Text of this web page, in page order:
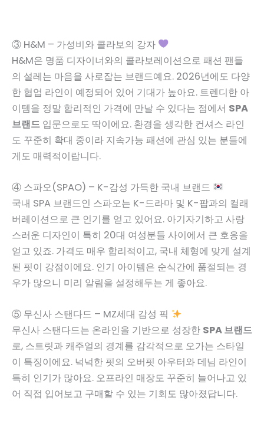
③ H&M – 가성비와 콜라보의 강자
H&M은 명품 디자이너와의 콜라보레이션으로 패션 팬들
의 설레는 마음을 사로잡는 브랜드예요. 2026년에도 다양
한 협업 라인이 예정되어 있어 기대가 높아요. 트렌디한 아
이템을 정말 합리적인 가격에 만날 수 있다는 점에서 SPA
브랜드 입문으로도 딱이에요. 환경을 생각한 컨셔스 라인
도 꾸준히 확대 중이라 지속가능 패션에 관심 있는 분들에
게도 매력적이랍니다.
④ 스파오(SPAO) – K-감성 가득한 국내 브랜드
국내 SPA 브랜드인 스파오는 K-드라마 및 K-팝과의 컬래
버레이션으로 큰 인기를 얻고 있어요. 아기자기하고 사랑
스러운 디자인이 특히 20대 여성분들 사이에서 큰 호응을
얻고 있죠. 가격도 매우 합리적이고, 국내 체형에 맞게 설계
된 핏이 강점이에요. 인기 아이템은 순식간에 품절되는 경
우가 많으니 미리 알림을 설정해두는 게 좋아요.
⑤ 무신사 스탠다드 – MZ세대 감성 픽
무신사 스탠다드는 온라인을 기반으로 성장한 SPA 브랜드
로, 스트릿과 캐주얼의 경계를 감각적으로 오가는 스타일
이 특징이에요. 넉넉한 핏의 오버핏 아우터와 데님 라인이
특히 인기가 많아요. 오프라인 매장도 꾸준히 늘어나고 있
어 직접 입어보고 구매할 수 있는 기회도 많아졌답니다.